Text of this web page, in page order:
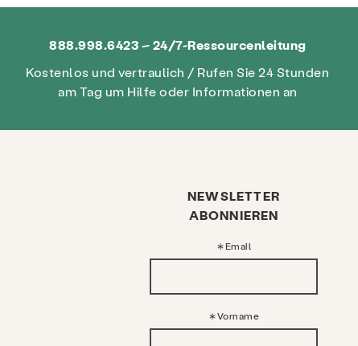
888.998.6423 – 24/7-Ressourcenleitung
Kostenlos und vertraulich / Rufen Sie 24 Stunden
am Tag um Hilfe oder Informationen an
NEWSLETTER
ABONNIEREN
Email
Vorname